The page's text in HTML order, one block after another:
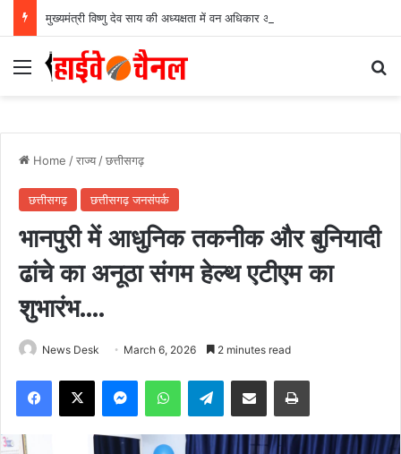
Menu
Home /राज्य /छत्तीसगढ़
छत्तीसगढ़ छत्तीसगढ़ जनसंपर्क
भानपुरी में आधुनिक तकनीक और बुनियादी
ढांचे का अनूठा संगम हेल्थ एटीएम का
शुभारंभ….
News Desk March 6, 2026 2 minutes read
Facebook
X MessengerWhatsAppTelegramShare via Email Print